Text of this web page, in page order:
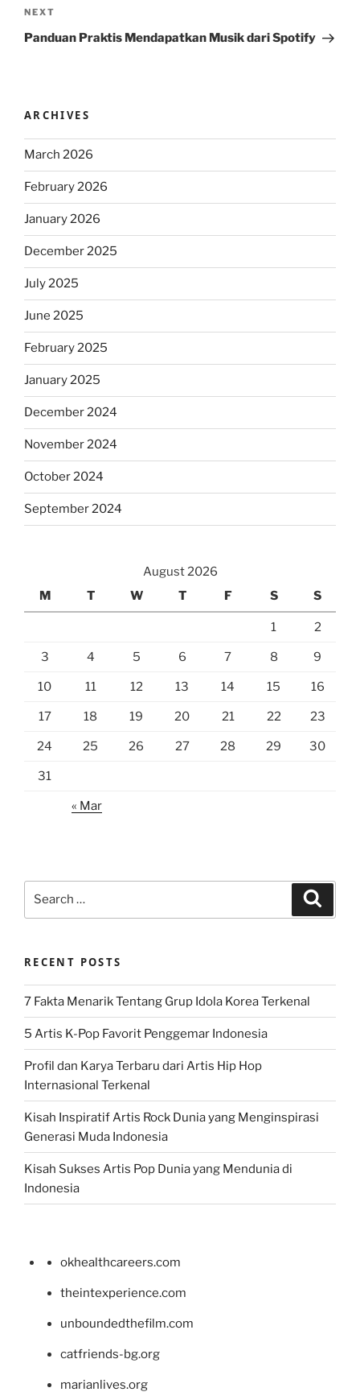
Next
Post
NEXT
Panduan Praktis Mendapatkan Musik dari Spotify
ARCHIVES
March 2026
February 2026
January 2026
December 2025
July 2025
June 2025
February 2025
January 2025
December 2024
November 2024
October 2024
September 2024
August 2026
M
T W T F S S
1 2
3 4 5 6 7 8 9
10 11 12 13 14 15 16
17 18 19 20 21 22 23
24 25 26 27 28 29 30
31
« Mar
RECENT POSTS
7 Fakta Menarik Tentang Grup Idola Korea Terkenal
5 Artis K-Pop Favorit Penggemar Indonesia
Profil dan Karya Terbaru dari Artis Hip Hop
Internasional Terkenal
Kisah Inspiratif Artis Rock Dunia yang Menginspirasi
Generasi Muda Indonesia
Kisah Sukses Artis Pop Dunia yang Mendunia di
Indonesia
okhealthcareers.com
theintexperience.com
unboundedthefilm.com
catfriends-bg.org
marianlives.org